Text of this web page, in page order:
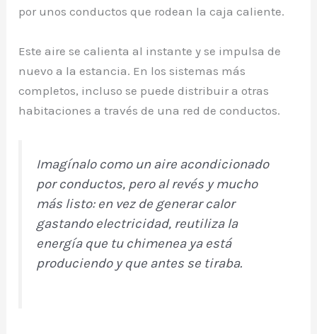
por unos conductos que rodean la caja caliente.
Este aire se calienta al instante y se impulsa de
nuevo a la estancia. En los sistemas más
completos, incluso se puede distribuir a otras
habitaciones a través de una red de conductos.
Imagínalo como un aire acondicionado
por conductos, pero al revés y mucho
más listo: en vez de generar calor
gastando electricidad, reutiliza la
energía que tu chimenea ya está
produciendo y que antes se tiraba.